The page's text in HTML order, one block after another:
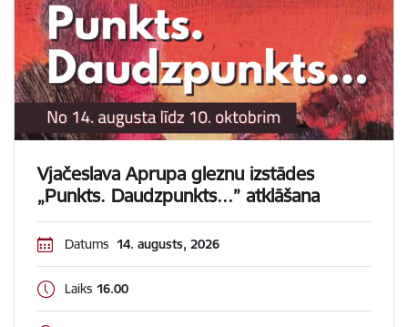
Vjačeslava Aprupa gleznu izstādes
„Punkts. Daudzpunkts...” atklāšana
Datums 14. augusts, 2026
Laiks 16.00